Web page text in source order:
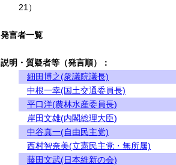
21）
発言者一覧
説明・質疑者等（発言順）：
細田博之(衆議院議長)
中根一幸(国土交通委員長)
平口洋(農林水産委員長)
岸田文雄(内閣総理大臣)
中谷真一(自由民主党)
西村智奈美(立憲民主党・無所属)
藤田文武(日本維新の会)